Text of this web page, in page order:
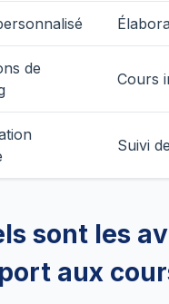
de
Cours
Suivi
sont les
aux